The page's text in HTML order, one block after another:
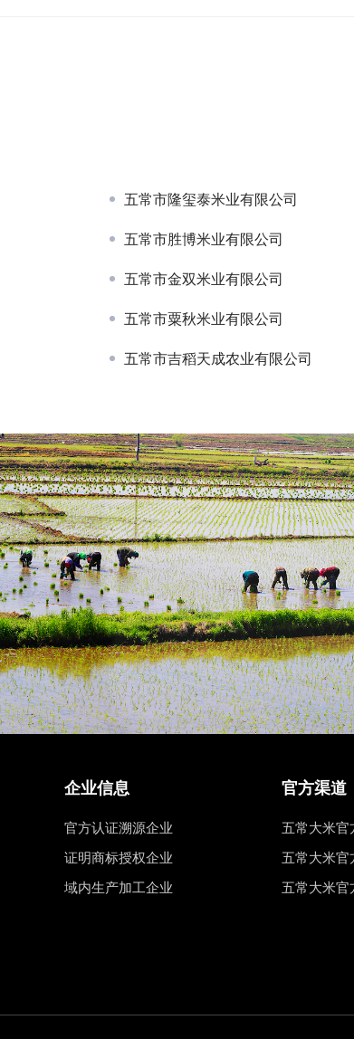
五常市隆玺泰米业有限公司
五常市胜博米业有限公司
五常市金双米业有限公司
五常市粟秋米业有限公司
五常市吉稻天成农业有限公司
企业信息
官方认证溯源企业
证明商标授权企业
域内生产加工企业
官方渠道
五常大米官
五常大米官
五常大米官